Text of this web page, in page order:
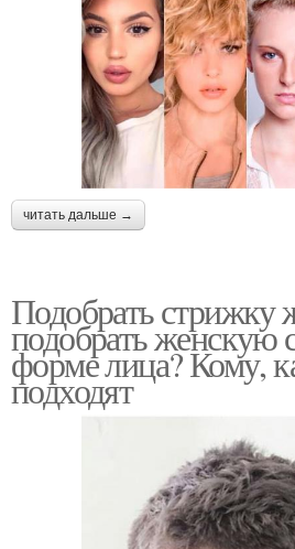
читать дальше →
Подобрать
подобрать женскую
форме лица? Кому,
подходят